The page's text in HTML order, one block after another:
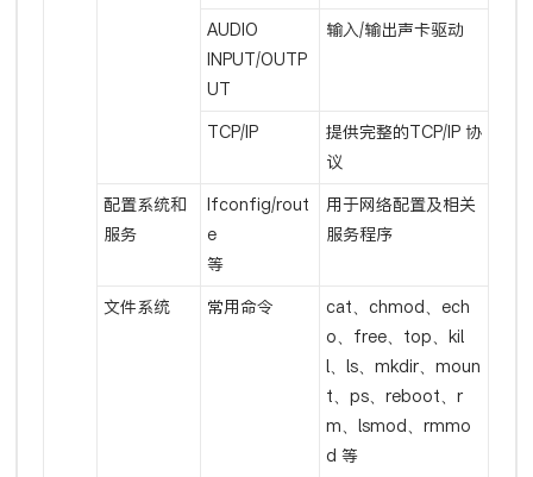
AUDIO
INPUT/OUTP
UT
输入/输出声卡驱动
TCP/IP
提供完整的TCP/IP 协
议
配置系统和
服务
Ifconfig/rout
e
等
用于网络配置及相关
服务程序
文件系统 常用命令
cat、chmod、ech
o、free、top、kil
l、ls、mkdir、moun
t、ps、reboot、r
m、lsmod、rmmo
d 等